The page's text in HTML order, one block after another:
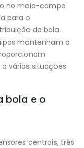
no meio-campo
para o
da bola.
mantenham o
várias situações
bola e o
centrais, três